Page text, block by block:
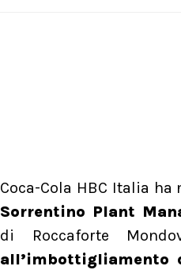
Coca-Cola HBC Italia ha
Sorrentino Plant
di Roccaforte
all’imbottigliamento